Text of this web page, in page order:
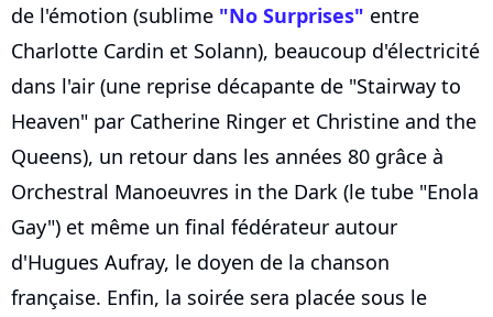
de l'émotion (sublime "No Surprises" entre
Charlotte Cardin et Solann), beaucoup d'électricité
dans l'air (une reprise décapante de "Stairway to
Heaven" par Catherine Ringer et Christine and the
Queens), un retour dans les années 80 grâce à
Orchestral Manoeuvres in the Dark (le tube "Enola
Gay") et même un final fédérateur autour
d'Hugues Aufray, le doyen de la chanson
française. Enfin, la soirée sera placée sous le